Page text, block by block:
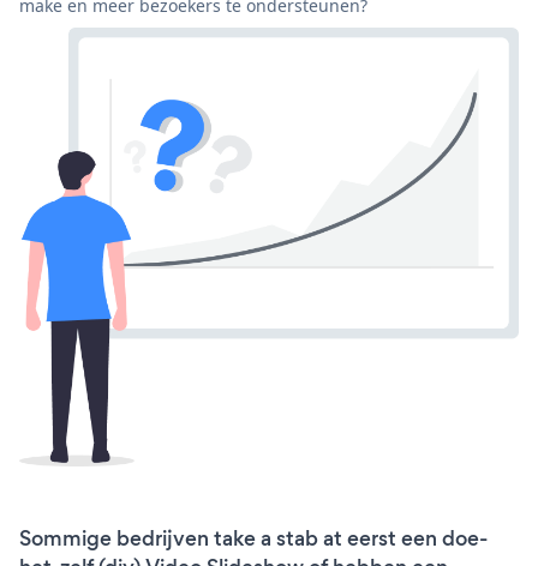
make en meer bezoekers te ondersteunen?
Sommige bedrijven take a stab at eerst een doe-